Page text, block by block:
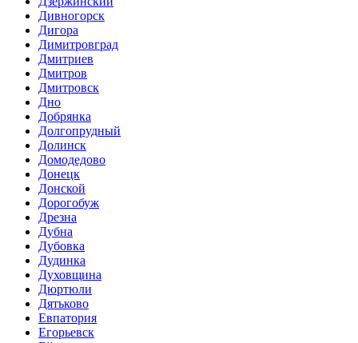
Дивногорск
Дигора
Димитровград
Дмитриев
Дмитров
Дмитровск
Дно
Добрянка
Долгопрудный
Долинск
Домодедово
Донецк
Донской
Дорогобуж
Дрезна
Дубна
Дубовка
Дудинка
Духовщина
Дюртюли
Дятьково
Евпатория
Егорьевск